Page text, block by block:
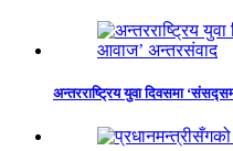
अन्तरराष्ट्रिय युवा दिवसमा